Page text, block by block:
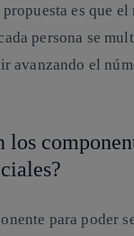
es que el
persona se
avanzando el
los
para poder